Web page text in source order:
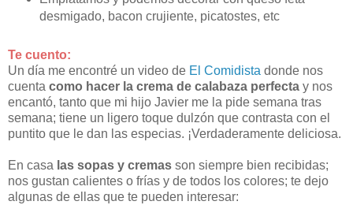
desmigado, bacon crujiente, picatostes, etc
Te cuento:
Un día me encontré un video de El Comidista donde nos
cuenta como hacer la crema de calabaza perfecta y nos
encantó, tanto que mi hijo Javier me la pide semana tras
semana; tiene un ligero toque dulzón que contrasta con el
puntito que le dan las especias. ¡Verdaderamente deliciosa.
En casa las sopas y cremas son siempre bien recibidas;
nos gustan calientes o frías y de todos los colores; te dejo
algunas de ellas que te pueden interesar: